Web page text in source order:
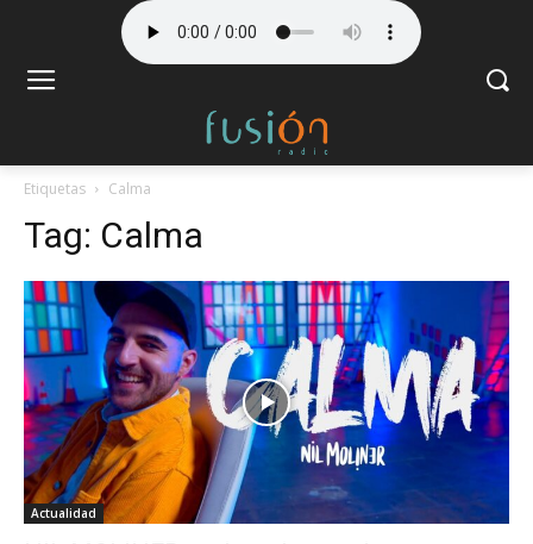
Etiquetas Calma
Tag: Calma
Actualidad